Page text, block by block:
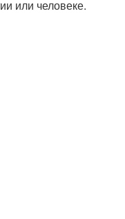
или человеке.